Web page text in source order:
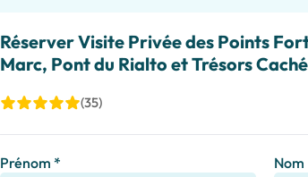
Réserver Visite Privée des Points
Marc, Pont du Rialto et Trésors
(35)
Prénom * Nom